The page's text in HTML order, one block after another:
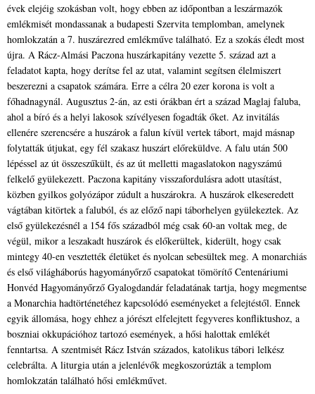
évek elejéig szokásban volt, hogy ebben az időpontban a leszármazók
emlékmisét mondassanak a budapesti Szervita templomban, amelynek
homlokzatán a 7. huszárezred emlékműve található. Ez a szokás éledt most
újra. A Rácz-Almási Paczona huszárkapitány vezette 5. század azt a
feladatot kapta, hogy derítse fel az utat, valamint segítsen élelmiszert
beszerezni a csapatok számára. Erre a célra 20 ezer korona is volt a
főhadnagynál. Augusztus 2-án, az esti órákban ért a század Maglaj faluba,
ahol a bíró és a helyi lakosok szívélyesen fogadták őket. Az invitálás
ellenére szerencsére a huszárok a falun kívül vertek tábort, majd másnap
folytatták útjukat, egy fél szakasz huszárt előreküldve. A falu után 500
lépéssel az út összeszűkült, és az út melletti magaslatokon nagyszámú
felkelő gyülekezett. Paczona kapitány visszafordulásra adott utasítást,
közben gyilkos golyózápor zúdult a huszárokra. A huszárok elkeseredett
vágtában kitörtek a faluból, és az előző napi táborhelyen gyülekeztek. Az
első gyülekezésnél a 154 fős századból még csak 60-an voltak meg, de
végül, mikor a leszakadt huszárok és előkerültek, kiderült, hogy csak
mintegy 40-en vesztették életüket és nyolcan sebesültek meg. A monarchiás
és első világháborús hagyományőrző csapatokat tömörítő Centenáriumi
Honvéd Hagyományőrző Gyalogdandár feladatának tartja, hogy megmentse
a Monarchia hadtörténetéhez kapcsolódó eseményeket a felejtéstől. Ennek
egyik állomása, hogy ehhez a jórészt elfelejtett fegyveres konfliktushoz, a
boszniai okkupációhoz tartozó események, a hősi halottak emlékét
fenntartsa. A szentmisét Rácz István százados, katolikus tábori lelkész
celebrálta. A liturgia után a jelenlévők megkoszorúzták a templom
homlokzatán található hősi emlékművet.